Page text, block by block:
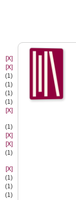
[X]
[X]
(1)
(1)
(1)
(1)
[X]
(1)
[X]
[X]
(1)
[X]
(1)
(1)
(1)